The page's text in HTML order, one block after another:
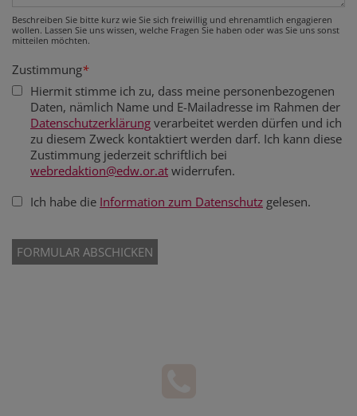
Beschreiben Sie bitte kurz wie Sie sich freiwillig und ehrenamtlich engagieren
wollen. Lassen Sie uns wissen, welche Fragen Sie haben oder was Sie uns sonst
mitteilen möchten.
Zustimmung*
Hiermit stimme ich zu, dass meine personenbezogenen
Daten, nämlich Name und E-Mailadresse im Rahmen der
Datenschutzerklärung verarbeitet werden dürfen und ich
zu diesem Zweck kontaktiert werden darf. Ich kann diese
Zustimmung jederzeit schriftlich bei
webredaktion@edw.or.at widerrufen.
Ich habe die Information zum Datenschutz gelesen.